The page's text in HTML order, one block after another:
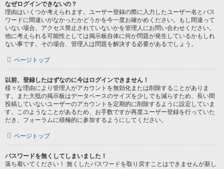
なぜログインできないの？
理由はいくつか考えられます。ユーザー登録の際に入力したユーザー名とパス
ワードに間違いがなかったかどうかを今一度お確かめください。もし間違って
いない場合、アクセス禁止されていないかを管理人にお問い合わせください。
他に考えられる可能性としては掲示板自体に何か問題が発生しているかもしれ
ない事です。その場合、管理人は問題を解決する必要があるでしょう。
ページトップ
以前、登録したはずなのに今はログインできません！
様々な理由により管理人がアカウントを無効化または削除することがありま
す。また大抵の掲示板はデータベースのサイズを少しでも減らすため、長い間
投稿していないユーザーのアカウントを定期的に削除するように設定していま
す。このようなことがあるため、お手数ですが再度ユーザー登録を行っていた
だき、フォーラムに積極的に参加するようにしてください。
ページトップ
パスワードを無くしてしまいました！
落ち着いてください！ 無くしたパスワードを取り戻すことはできませんが新し